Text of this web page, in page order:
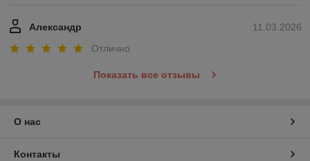
11.03.2026
Александр
Отлично
Показать все отзывы
О нас
Контакты